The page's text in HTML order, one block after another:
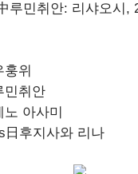
루민취안: 리샤오시,
위
민취안
아사미
日후지사와 리나